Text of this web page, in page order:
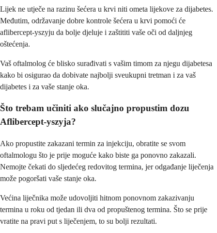
Lijek ne utječe na razinu šećera u krvi niti ometa lijekove za dijabetes.
Međutim, održavanje dobre kontrole šećera u krvi pomoći će
aflibercept-yszyju da bolje djeluje i zaštititi vaše oči od daljnjeg
oštećenja.
Vaš oftalmolog će blisko surađivati s vašim timom za njegu dijabetesa
kako bi osigurao da dobivate najbolji sveukupni tretman i za vaš
dijabetes i za vaše stanje oka.
Što trebam učiniti ako slučajno propustim dozu
Aflibercept-yszyja?
Ako propustite zakazani termin za injekciju, obratite se svom
oftalmologu što je prije moguće kako biste ga ponovno zakazali.
Nemojte čekati do sljedećeg redovitog termina, jer odgađanje liječenja
može pogoršati vaše stanje oka.
Većina liječnika može udovoljiti hitnom ponovnom zakazivanju
termina u roku od tjedan ili dva od propuštenog termina. Što se prije
vratite na pravi put s liječenjem, to su bolji rezultati.